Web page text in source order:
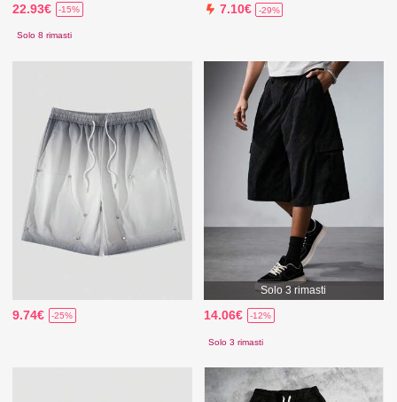
22.93€ -15%
Solo 8 rimasti
7.10€ -29%
9.74€ -25%
Solo 3 rimasti
14.06€ -12%
Solo 3 rimasti